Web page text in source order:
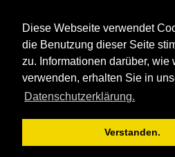
Diese Webseite verwendet
die Benutzung dieser Seite
zu. Informationen darüber, wie
verwenden, erhalten Sie in
Datenschutzerklärung.
Verstanden.